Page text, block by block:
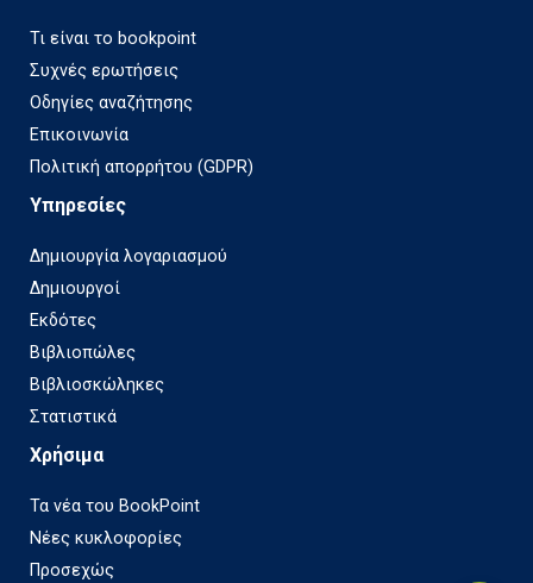
Τι είναι το bookpoint
Συχνές ερωτήσεις
Οδηγίες αναζήτησης
Επικοινωνία
Πολιτική απορρήτου (GDPR)
Υπηρεσίες
Δημιουργία λογαριασμού
Δημιουργοί
Εκδότες
Βιβλιοπώλες
Βιβλιοσκώληκες
Στατιστικά
Χρήσιμα
Τα νέα του BookPoint
Νέες κυκλοφορίες
Προσεχώς